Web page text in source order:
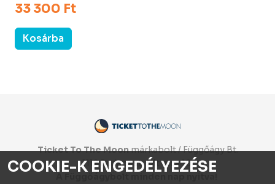
33 300 Ft
Kosárba
Ticket To The Moonmárkabolt / Függőágy Bt.
1112 Budapest, Olt utca 10.
COOKIE-K ENGEDÉLYEZÉSE